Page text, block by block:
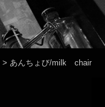
> あんちょび/milk chair